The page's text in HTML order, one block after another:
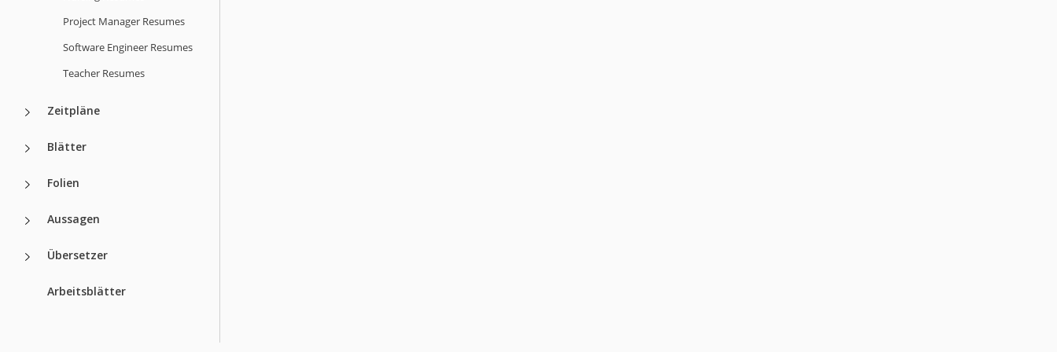
Project Manager Resumes
Software Engineer Resumes
Teacher Resumes
Zeitpläne
Blätter
Folien
Aussagen
Übersetzer
Arbeitsblätter